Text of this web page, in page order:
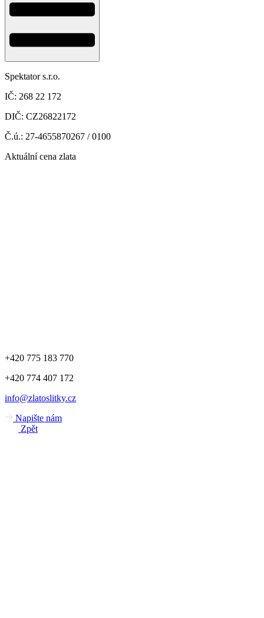
Spektator s.r.o.
IČ: 268 22 172
DIČ: CZ26822172
Č.ú.: 27-4655870267 / 0100
Aktuální cena zlata
+420 775 183 770
+420 774 407 172
info@zlatoslitky.cz
Napište nám
Zpět